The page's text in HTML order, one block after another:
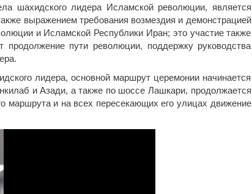
шахидского лидера Исламской революции, является
выражением требования возмездия и демонстрацией
и Исламской Республики Иран; это участие также
пути революции, поддержку руководства
лидера, основной маршрут церемонии начинается
и Азади, а также по шоссе Лашкари, продолжается
маршрута и на всех пересекающих его улицах движение